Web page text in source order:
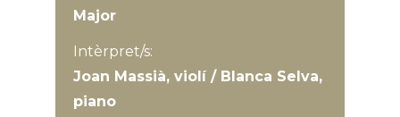
Major
Intèrpret/s:
Joan Massià, violí / Blanca Selva,
piano